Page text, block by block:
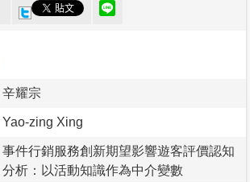
辛耀宗
Yao-zing Xing
事件行銷服務創新期望影響遊客評價認知
分析：以活動知識作為中介變數